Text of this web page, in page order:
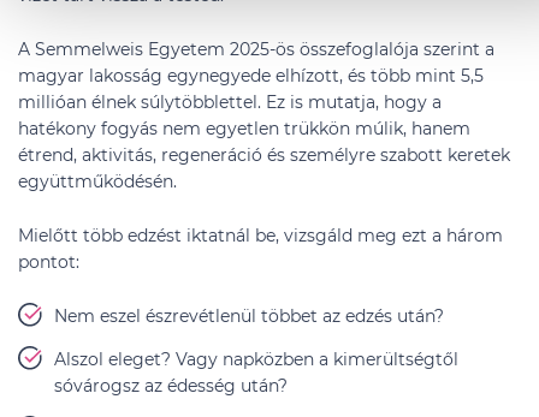
A Semmelweis Egyetem 2025-ös összefoglalója szerint a
magyar lakosság egynegyede elhízott, és több mint 5,5
millióan élnek súlytöbblettel. Ez is mutatja, hogy a
hatékony fogyás nem egyetlen trükkön múlik, hanem
étrend, aktivitás, regeneráció és személyre szabott keretek
együttműködésén.
Mielőtt több edzést iktatnál be, vizsgáld meg ezt a három
pontot:
Nem eszel észrevétlenül többet az edzés után?
Alszol eleget? Vagy napközben a kimerültségtől
sóvárogsz az édesség után?